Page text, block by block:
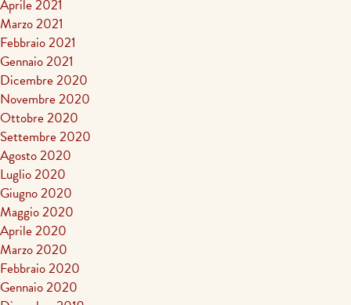
Aprile 2021
Marzo 2021
Febbraio 2021
Gennaio 2021
Dicembre 2020
Novembre 2020
Ottobre 2020
Settembre 2020
Agosto 2020
Luglio 2020
Giugno 2020
Maggio 2020
Aprile 2020
Marzo 2020
Febbraio 2020
Gennaio 2020